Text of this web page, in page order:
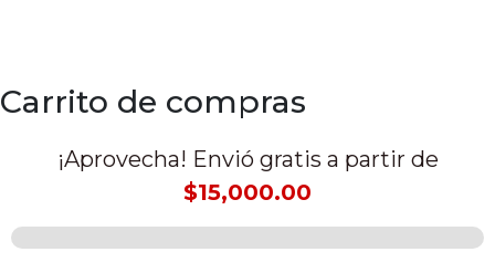
Carrito de compras
¡Aprovecha! Envió gratis a partir de
$15,000.00